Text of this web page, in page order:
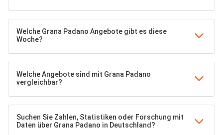
Welche Grana Padano Angebote gibt es diese
Woche?
Welche Angebote sind mit Grana Padano
vergleichbar?
Suchen Sie Zahlen, Statistiken oder Forschung mit
Daten über Grana Padano in Deutschland?